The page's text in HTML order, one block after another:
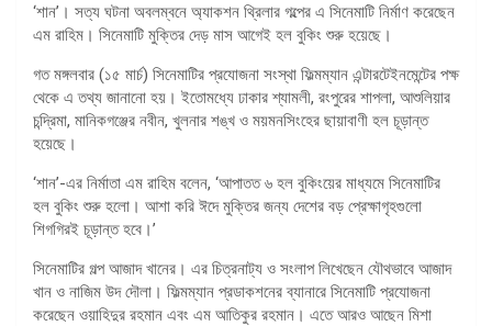
‘শান’। সত্য ঘটনা অবলম্বনে অ্যাকশন থ্রিলার গল্পের এ সিনেমাটি নির্মাণ করেছেন
এম রাহিম। সিনেমাটি মুক্তির দেড় মাস আগেই হল বুকিং শুরু হয়েছে।
গত মঙ্গলবার (১৫ মার্চ) সিনেমাটির প্রযোজনা সংস্থা ফিল্মম্যান এন্টারটেইনমেন্টের পক্ষ
থেকে এ তথ্য জানানো হয়। ইতোমধ্যে ঢাকার শ্যামলী, রংপুরের শাপলা, আশুলিয়ার
চন্দ্রিমা, মানিকগঞ্জের নবীন, খুলনার শঙ্খ ও ময়মনসিংহের ছায়াবাণী হল চূড়ান্ত
হয়েছে।
‘শান’-এর নির্মাতা এম রাহিম বলেন, ‘আপাতত ৬ হল বুকিংয়ের মাধ্যমে সিনেমাটির
হল বুকিং শুরু হলো। আশা করি ঈদে মুক্তির জন্য দেশের বড় প্রেক্ষাগৃহগুলো
শিগগিরই চূড়ান্ত হবে।’
সিনেমাটির গল্প আজাদ খানের। এর চিত্রনাট্য ও সংলাপ লিখেছেন যৌথভাবে আজাদ
খান ও নাজিম উদ দৌলা। ফিল্মম্যান প্রডাকশনের ব্যানারে সিনেমাটি প্রযোজনা
করেছেন ওয়াহিদুর রহমান এবং এম আতিকুর রহমান। এতে আরও আছেন মিশা